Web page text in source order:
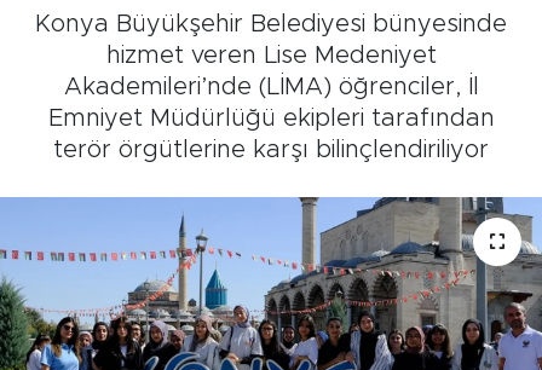
Konya Büyükşehir Belediyesi bünyesinde
hizmet veren Lise Medeniyet
Akademileri’nde (LİMA) öğrenciler, İl
Emniyet Müdürlüğü ekipleri tarafından
terör örgütlerine karşı bilinçlendiriliyor